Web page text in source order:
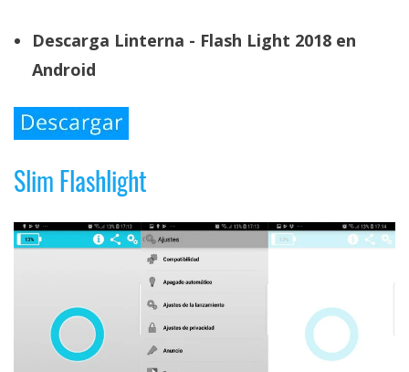
Descarga Linterna - Flash Light 2018 en
Android
Slim Flashlight